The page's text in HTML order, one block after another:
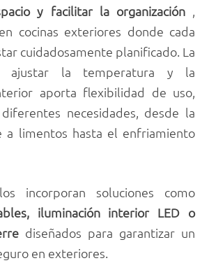
y facilitar la organización ,
cocinas exteriores donde cada
cuidadosamente planificado. La
ajustar la temperatura y la
aporta flexibilidad de uso,
necesidades, desde la
a limentos hasta el enfriamiento
incorporan soluciones como
iluminación interior LED o
diseñados para garantizar un
en exteriores.